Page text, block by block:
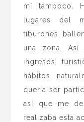
mí tampoco.
lugares del
tiburones
una zona. Así
ingresos
hábitos
quería ser
así que me
realizaba esta